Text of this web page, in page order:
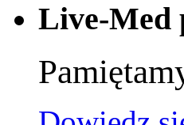
Live-Med